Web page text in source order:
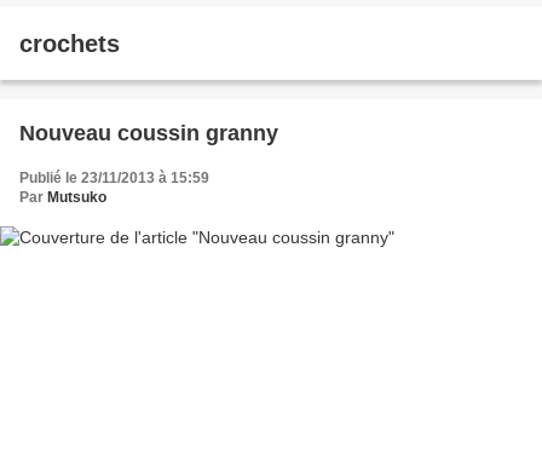
crochets
Nouveau coussin granny
Publié le 23/11/2013 à 15:59
Par Mutsuko